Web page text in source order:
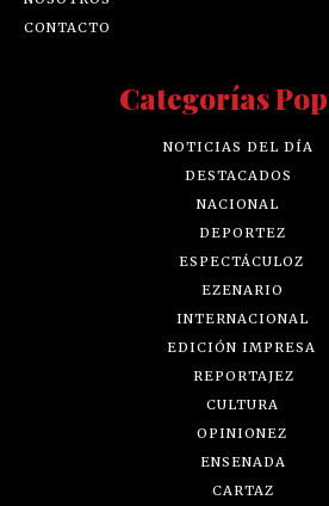
CONTACTO
Categorías
NOTICIAS DEL DÍA
DESTACADOS
NACIONAL
DEPORTEZ
ESPECTÁCULOZ
EZENARIO
INTERNACIONAL
EDICIÓN IMPRESA
REPORTAJEZ
CULTURA
OPINIONEZ
ENSENADA
CARTAZ